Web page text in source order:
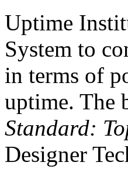
Uptime
System to
in terms of
uptime. The
Standard:
Designer